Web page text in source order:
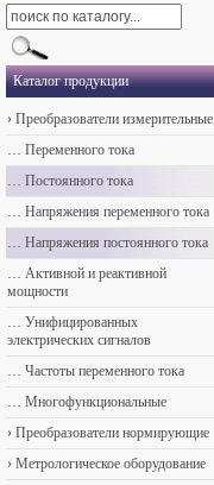
Прайс-лист
Контакты
Каталог продукции
› Преобразователи измерительные
… Переменного тока
… Постоянного тока
… Напряжения переменного тока
… Напряжения постоянного тока
… Активной и реактивной
мощности
… Унифицированных
электрических сигналов
… Частоты переменного тока
… Многофункциональные
› Преобразователи нормирующие
› Метрологическое оборудование